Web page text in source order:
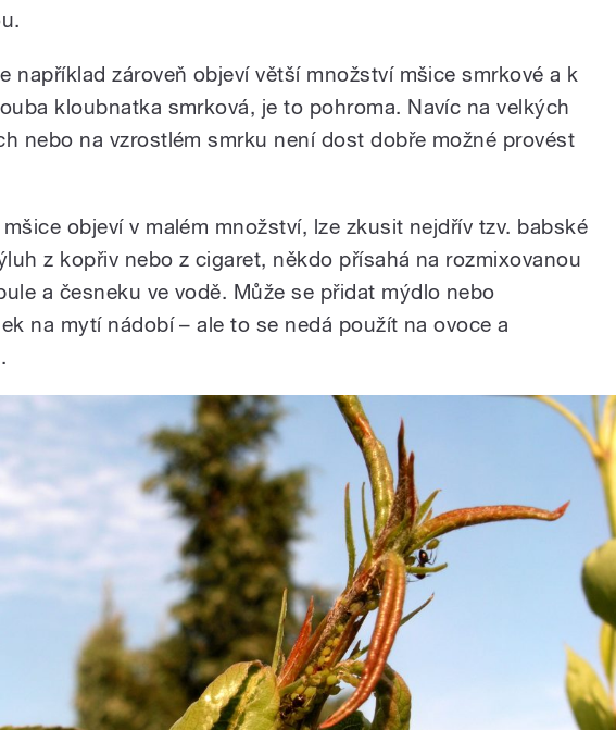
například zároveň objeví větší množství mšice smrkové a k
kloubnatka smrková, je to pohroma. Navíc na velkých
nebo na vzrostlém smrku není dost dobře možné provést
objeví v malém množství, lze zkusit nejdřív tzv. babské
z kopřiv nebo z cigaret, někdo přísahá na rozmixovanou
a česneku ve vodě. Může se přidat mýdlo nebo
na mytí nádobí – ale to se nedá použít na ovoce a